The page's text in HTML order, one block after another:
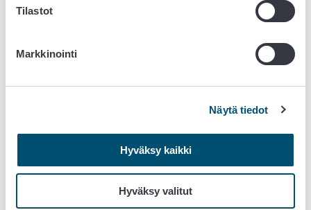
Tilastot
Markkinointi
Näytä tiedot
Hyväksy kaikki
Hyväksy valitut
alkutuotantopaikalta
elintarvikehuoneistoon (ml.
kuluttajalle ≤ 2500 kg/v.
siententuotanto
kasvatus, viljely,
sadonkorjuu